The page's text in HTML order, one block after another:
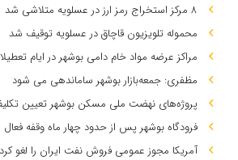
۸ مرکز استخراج رمز ارز در عسلویه متلاشی شد
محموله تلویزیون قاچاق در عسلویه توقیف شد
مراکز عرضه مواد خام دامی بوشهر در ایام
مظفری: جمعه‌بازار بوشهر ساماندهی می‌ شود
پروژه‌های نهضت ملی مسکن بوشهر تعیین
فرودگاه بوشهر پس از حدود چهار ماه وقفه
آمریکا مجوز عمومی فروش نفت ایران را لغو کرد